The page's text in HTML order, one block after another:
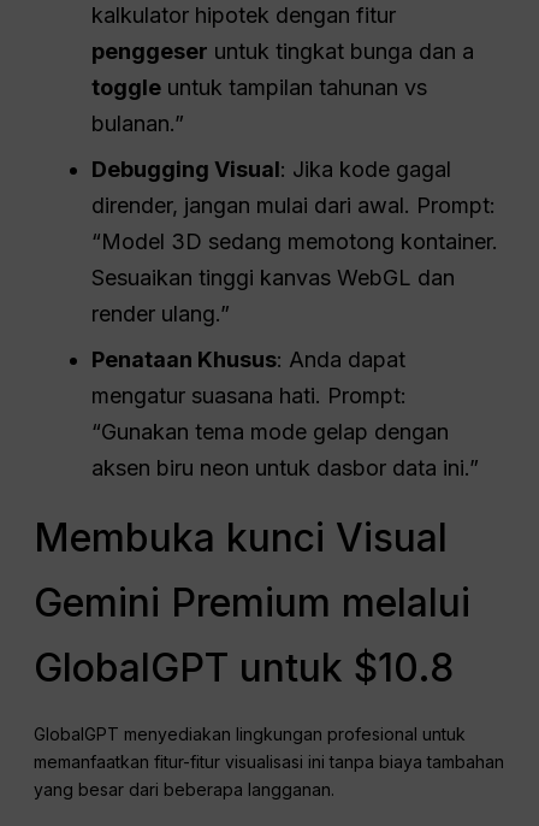
kalkulator hipotek dengan fitur
penggeser untuk tingkat bunga dan a
toggle untuk tampilan tahunan vs
bulanan.”
Debugging Visual: Jika kode gagal
dirender, jangan mulai dari awal. Prompt:
“Model 3D sedang memotong kontainer.
Sesuaikan tinggi kanvas WebGL dan
render ulang.”
Penataan Khusus: Anda dapat
mengatur suasana hati. Prompt:
“Gunakan tema mode gelap dengan
aksen biru neon untuk dasbor data ini.”
Membuka kunci Visual
Gemini Premium melalui
GlobalGPT untuk $10.8
GlobalGPT menyediakan lingkungan profesional untuk
memanfaatkan fitur-fitur visualisasi ini tanpa biaya tambahan
yang besar dari beberapa langganan.